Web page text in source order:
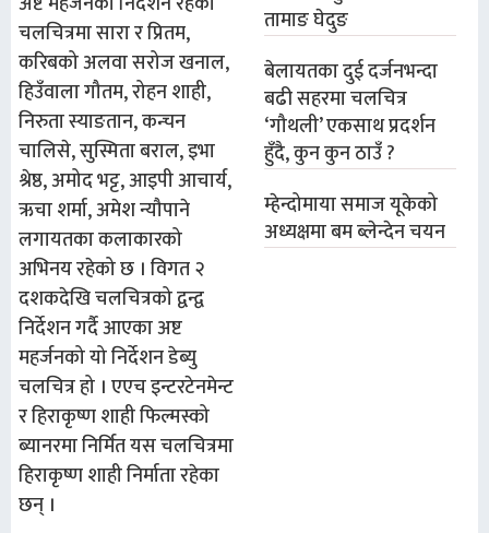
चलचित्रमा सारा र प्रितम,
करिबको अलवा सरोज खनाल,
हिउँवाला गौतम, रोहन शाही,
निरुता स्याङतान, कन्चन
चालिसे, सुस्मिता बराल, इभा
श्रेष्ठ, अमोद भट्ट, आइपी आचार्य,
ऋचा शर्मा, अमेश न्यौपाने
लगायतका कलाकारको
अभिनय रहेको छ । विगत २
दशकदेखि चलचित्रको द्वन्द्व
निर्देशन गर्दै आएका अष्ट
महर्जनको यो निर्देशन डेब्यु
चलचित्र हो । एएच इन्टरटेनमेन्ट
र हिराकृष्ण शाही फिल्मस्को
ब्यानरमा निर्मित यस चलचित्रमा
हिराकृष्ण शाही निर्माता रहेका
छन् ।
तामाङ घेदुङ
बेलायतका दुई दर्जनभन्दा
बढी सहरमा चलचित्र
‘गौथली’ एकसाथ प्रदर्शन
हुँदै, कुन कुन ठाउँ ?
म्हेन्दोमाया समाज यूकेको
अध्यक्षमा बम ब्लेन्देन चयन